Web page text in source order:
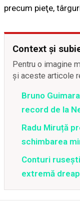
precum pieţe,
Context și
Pentru o imagine
și aceste articole
Bruno
record de la
Radu Miruță
schimbarea
Conturi
extremă